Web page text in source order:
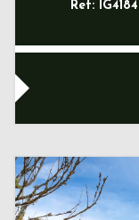
Ref: IG4184